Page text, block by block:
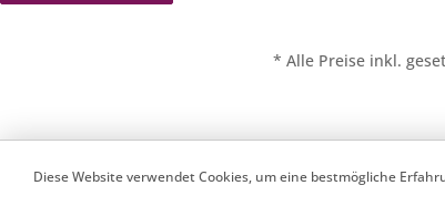
* Alle Preise inkl.
Diese Website verwendet Cookies, um eine bestmögliche